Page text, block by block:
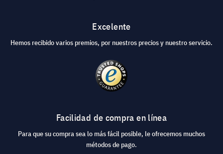
Excelente
Hemos recibido varios premios, por nuestros precios y nuestro servicio.
Facilidad de compra en línea
Para que su compra sea lo más fácil posible, le ofrecemos muchos
métodos de pago.